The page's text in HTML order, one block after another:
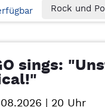
Rock und
sings:
| 20 Uhr